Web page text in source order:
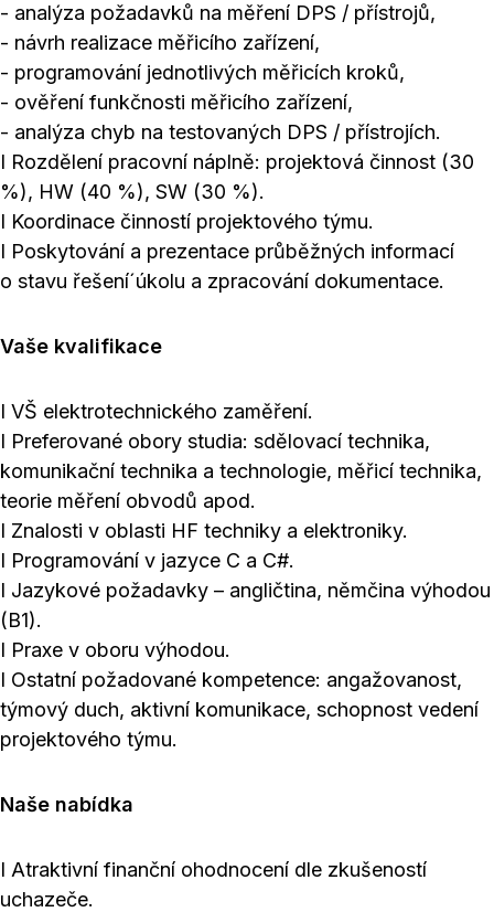
- analýza požadavků na měření DPS / přístrojů,
- návrh realizace měřicího zařízení,
- programování jednotlivých měřicích kroků,
- ověření funkčnosti měřicího zařízení,
- analýza chyb na testovaných DPS / přístrojích.
I Rozdělení pracovní náplně: projektová činnost (30
%), HW (40 %), SW (30 %).
I Koordinace činností projektového týmu.
I Poskytování a prezentace průběžných informací
o stavu řešení´úkolu a zpracování dokumentace.
Vaše kvalifikace
I VŠ elektrotechnického zaměření.
I Preferované obory studia: sdělovací technika,
komunikační technika a technologie, měřicí technika,
teorie měření obvodů apod.
I Znalosti v oblasti HF techniky a elektroniky.
I Programování v jazyce C a C#.
I Jazykové požadavky – angličtina, němčina výhodou
(B1).
I Praxe v oboru výhodou.
I Ostatní požadované kompetence: angažovanost,
týmový duch, aktivní komunikace, schopnost vedení
projektového týmu.
Naše nabídka
I Atraktivní finanční ohodnocení dle zkušeností
uchazeče.